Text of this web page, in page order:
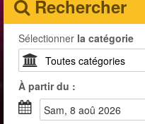
Rechercher
Sélectionner la catégorie
À partir du :
sam, 8 aoû 2026